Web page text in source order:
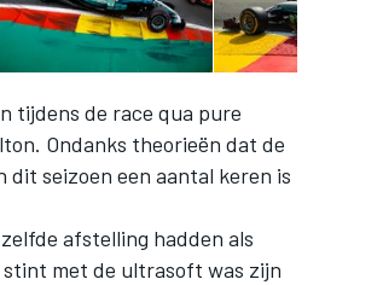
tijdens de race qua pure
Ondanks theorieën dat de
seizoen een aantal keren is
afstelling hadden als
stint met de ultrasoft was zijn